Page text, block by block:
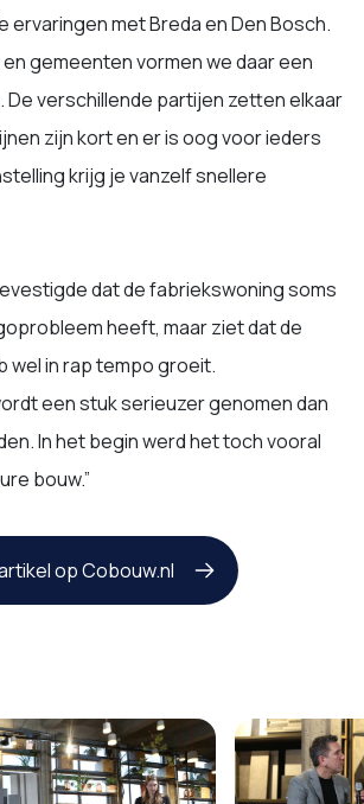
ervaringen met Breda en Den Bosch.
gemeenten vormen we daar een
De verschillende partijen zetten elkaar
zijn kort en er is oog voor ieders
krijg je vanzelf snellere
dat de fabriekswoning soms
heeft, maar ziet dat de
wel in rap tempo groeit.
een stuk serieuzer genomen dan
In het begin werd het toch vooral
bouw.”
op Cobouw.nl